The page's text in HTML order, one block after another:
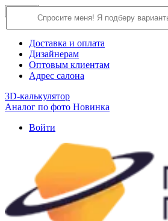
О компании
Доставка и оплата
Дизайнерам
Оптовым клиентам
Адрес салона
3D-калькулятор
Аналог по фото Новинка
Войти